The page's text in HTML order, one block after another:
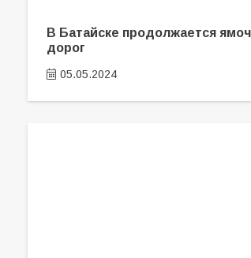
В Батайске продолжается
дорог
05.05.2024